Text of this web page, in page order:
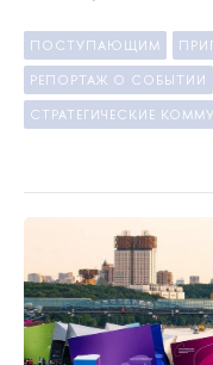
ПОСТУПАЮЩИМ
РЕПОРТАЖ О СОБЫТИИ
СТРАТЕГИЧЕСКИЕ